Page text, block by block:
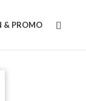
& PROMO